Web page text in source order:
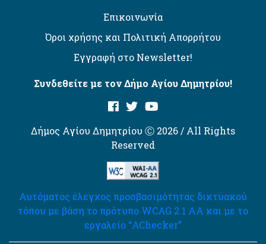
Επικοινωνία
Όροι χρήσης και Πολιτική Απορρήτου
Εγγραφή στο Newsletter!
Συνδεθείτε με τον Δήμο Αγίου Δημητρίου!
Δήμος Αγίου Δημητρίου Ⓒ 2026 / All Rights
Reserved
Αυτόματος έλεγχος προσβασιμότητας δικτυακού
τόπου με βάση το πρότυπο WCAG 2.1 AA και με το
εργαλείο “AChecker”